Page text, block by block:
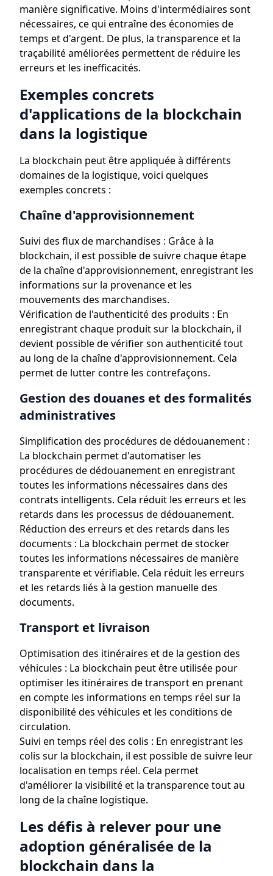
manière significative. Moins d'intermédiaires sont
nécessaires, ce qui entraîne des économies de
temps et d'argent. De plus, la transparence et la
traçabilité améliorées permettent de réduire les
erreurs et les inefficacités.
Exemples concrets
d'applications de la blockchain
dans la logistique
La blockchain peut être appliquée à différents
domaines de la logistique, voici quelques
exemples concrets :
Chaîne d'approvisionnement
Suivi des flux de marchandises : Grâce à la
blockchain, il est possible de suivre chaque étape
de la chaîne d'approvisionnement, enregistrant les
informations sur la provenance et les
mouvements des marchandises.
Vérification de l'authenticité des produits : En
enregistrant chaque produit sur la blockchain, il
devient possible de vérifier son authenticité tout
au long de la chaîne d'approvisionnement. Cela
permet de lutter contre les contrefaçons.
Gestion des douanes et des formalités
administratives
Simplification des procédures de dédouanement :
La blockchain permet d'automatiser les
procédures de dédouanement en enregistrant
toutes les informations nécessaires dans des
contrats intelligents. Cela réduit les erreurs et les
retards dans les processus de dédouanement.
Réduction des erreurs et des retards dans les
documents : La blockchain permet de stocker
toutes les informations nécessaires de manière
transparente et vérifiable. Cela réduit les erreurs
et les retards liés à la gestion manuelle des
documents.
Transport et livraison
Optimisation des itinéraires et de la gestion des
véhicules : La blockchain peut être utilisée pour
optimiser les itinéraires de transport en prenant
en compte les informations en temps réel sur la
disponibilité des véhicules et les conditions de
circulation.
Suivi en temps réel des colis : En enregistrant les
colis sur la blockchain, il est possible de suivre leur
localisation en temps réel. Cela permet
d'améliorer la visibilité et la transparence tout au
long de la chaîne logistique.
Les défis à relever pour une
adoption généralisée de la
blockchain dans la